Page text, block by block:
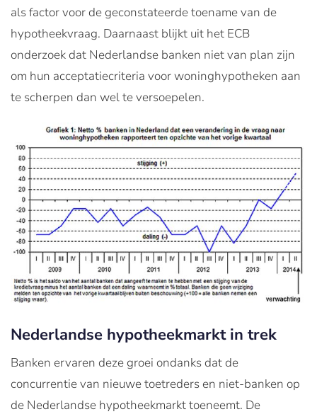
als factor voor de geconstateerde toename van de
hypotheekvraag. Daarnaast blijkt uit het ECB
onderzoek dat Nederlandse banken niet van plan zijn
om hun acceptatiecriteria voor woning­hypotheken aan
te scherpen dan wel te versoepelen.
Nederlandse hypotheekmarkt in trek
Banken ervaren deze groei ondanks dat de
concurrentie van nieuwe toetreders en niet-banken op
de Nederlandse hypotheekmarkt toeneemt. De